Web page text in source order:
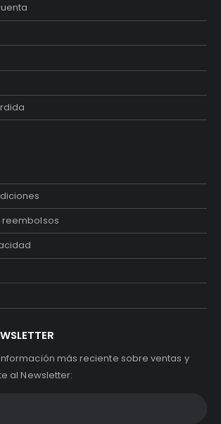
reembolsos
más reciente sobre ventas y
al Newsletter: